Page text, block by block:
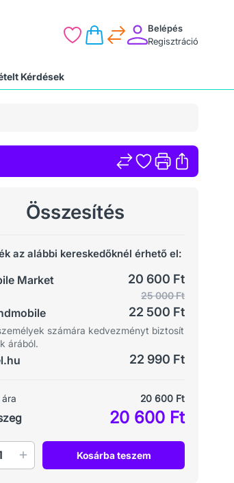
Belépés
Regisztráció
Kérdések
Összesítés
az alábbi kereskedőknél érhető el:
Market 20 600 Ft
25 000 Ft
22 500 Ft
számára kedvezményt biztosít
árából.
22 990 Ft
20 600 Ft
20 600 Ft
Kosárba teszem